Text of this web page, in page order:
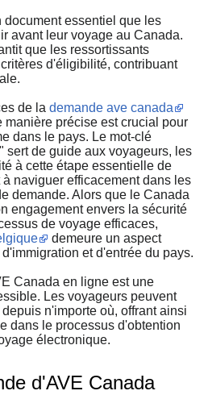
document essentiel que les
avant leur voyage au Canada.
que les ressortissants
d'éligibilité, contribuant
de la demande ave canada
manière précise est crucial pour
dans le pays. Le mot-clé
sert de guide aux voyageurs, les
à cette étape essentielle de
naviguer efficacement dans les
demande. Alors que le Canada
engagement envers la sécurité
de voyage efficaces,
demeure un aspect
et d'entrée du pays.
Canada en ligne est une
Les voyageurs peuvent
n'importe où, offrant ainsi
dans le processus d'obtention
électronique.
d'AVE Canada